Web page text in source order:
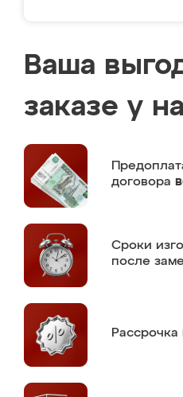
Ваша
заказе у
договора
Сроки
после
Рассрочка